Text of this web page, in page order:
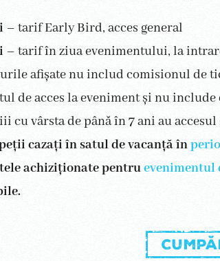
– tarif Early Bird, acces general
– tarif în ziua evenimentului, la
afișate nu includ comisionul de
de acces la eveniment și nu
cu vârsta de până în 7 ani au
cazați în satul de vacanță în
achiziționate pentruevenimentul